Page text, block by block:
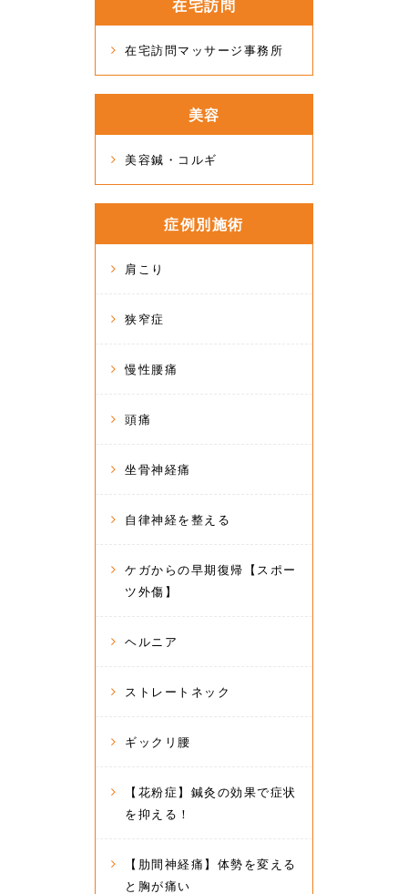
在宅訪問
在宅訪問マッサージ事務所
美容
美容鍼・コルギ
症例別施術
肩こり
狭窄症
慢性腰痛
頭痛
坐骨神経痛
自律神経を整える
ケガからの早期復帰【スポー
ツ外傷】
ヘルニア
ストレートネック
ギックリ腰
【花粉症】鍼灸の効果で症状
を抑える！
【肋間神経痛】体勢を変える
と胸が痛い